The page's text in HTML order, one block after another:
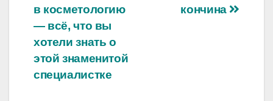
кончина
в косметологию
— всё, что вы
хотели знать о
этой знаменитой
специалистке